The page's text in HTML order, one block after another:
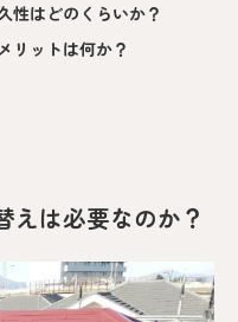
性はどのくらいか？
リットは何か？
えは必要なのか？